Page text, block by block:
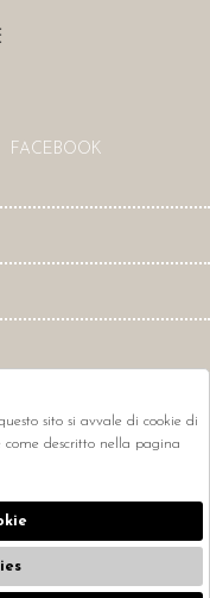
FACEBOOK
sito si avvale di cookie di
come descritto nella pagina